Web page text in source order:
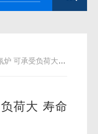
承受负荷大 寿命长
荷大 寿命